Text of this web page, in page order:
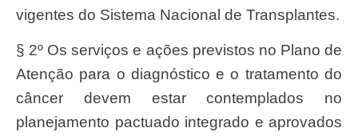
vigentes do Sistema Nacional de Transplantes.
§ 2º Os serviços e ações previstos no Plano de
Atenção para o diagnóstico e o tratamento do
câncer devem estar contemplados no
planejamento pactuado integrado e aprovados